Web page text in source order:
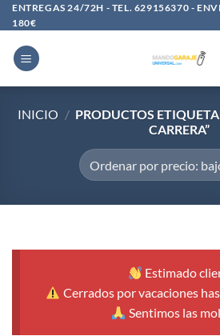
Saltar
al
contenido
ENTREGAS 24/72H - TEL. 629156370 -
180€
INICIO / PRODUCTOS
CARRERA”
Estimado
Cerrados por vacaciones
Sentimos las